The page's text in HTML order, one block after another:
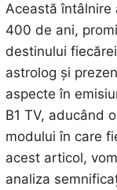
Această întâlnire
400 de ani,
destinului
astrolog și
aspecte în
B1 TV, aducând
modului în care
acest articol,
analiza